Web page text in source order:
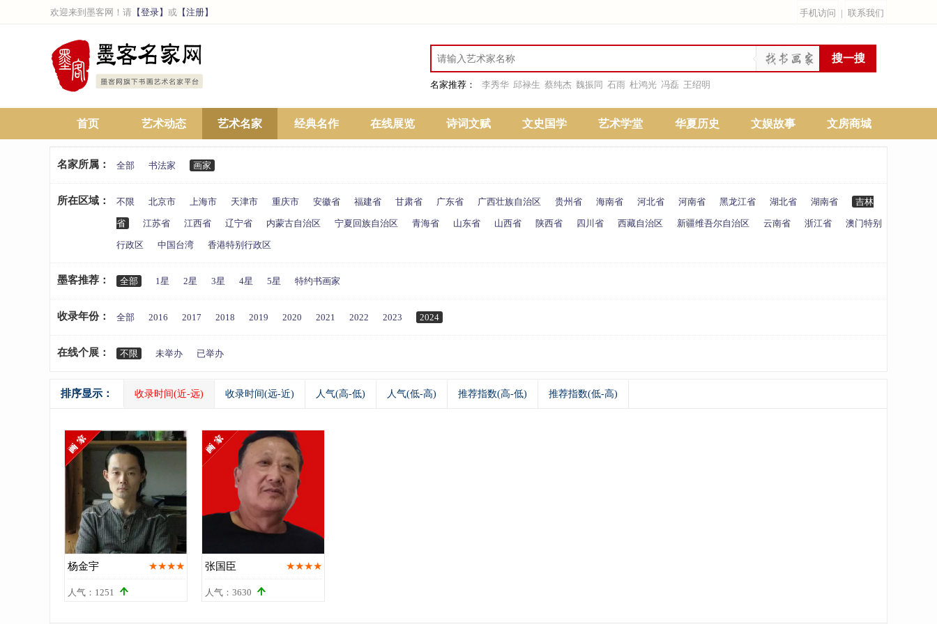
欢迎来到墨客网！请 【登录】 或 【注册】 手机访问 | 联系我们
名家推荐： 李秀华 邱禄生 蔡纯杰 魏振同 石雨 杜鸿光 冯磊 王绍明
首页 艺术动态 艺术名家 经典名作 在线展览 诗词文赋 文史国学 艺术学堂 华夏历史 文娱故事 文房商城
名家所属： 全部 书法家 画家
所在区域： 不限 北京市 上海市 天津市 重庆市 安徽省 福建省 甘肃省 广东省 广西壮族自治区 贵州省 海南省 河北省 河南省 黑龙江省 湖北省 湖南省 吉林
省 江苏省 江西省 辽宁省 内蒙古自治区 宁夏回族自治区 青海省 山东省 山西省 陕西省 四川省 西藏自治区 新疆维吾尔自治区 云南省 浙江省 澳门特别
行政区 中国台湾 香港特别行政区
墨客推荐： 全部 1星 2星 3星 4星 5星 特约书画家
收录年份： 全部 2016 2017 2018 2019 2020 2021 2022 2023 2024
在线个展： 不限 未举办 已举办
排序显示： 收录时间(近-远) 收录时间(远-近) 人气(高-低) 人气(低-高) 推荐指数(高-低) 推荐指数(低-高)
杨金宇 ★★★★
人气：1251 
张国臣 ★★★★
人气：3630 